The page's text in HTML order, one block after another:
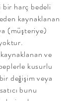
harç bedeli
kaynaklanan
(müşteriye)
ve
kusurlu
değişim veya
bunu